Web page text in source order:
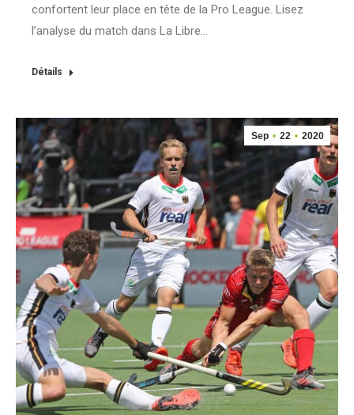
confortent leur place en tête de la Pro League. Lisez
l’analyse du match dans La Libre…
Détails
Sep 22 2020